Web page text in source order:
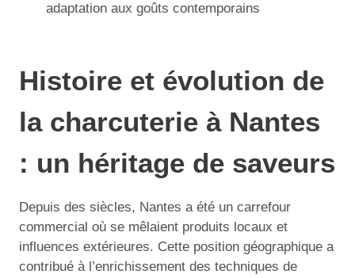
adaptation aux goûts contemporains
Histoire et évolution de
la charcuterie à Nantes
: un héritage de saveurs
Depuis des siècles, Nantes a été un carrefour
commercial où se mêlaient produits locaux et
influences extérieures. Cette position géographique a
contribué à l’enrichissement des techniques de